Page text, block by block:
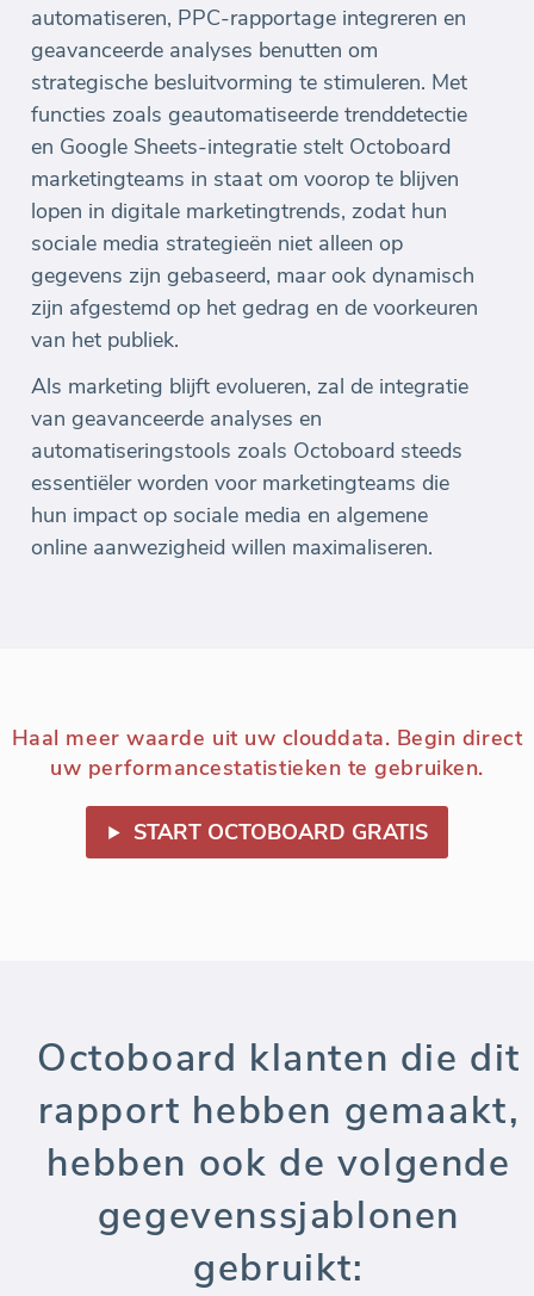
automatiseren, PPC-rapportage integreren en
geavanceerde analyses benutten om
strategische besluitvorming te stimuleren. Met
functies zoals geautomatiseerde trenddetectie
en Google Sheets-integratie stelt Octoboard
marketingteams in staat om voorop te blijven
lopen in digitale marketingtrends, zodat hun
sociale media strategieën niet alleen op
gegevens zijn gebaseerd, maar ook dynamisch
zijn afgestemd op het gedrag en de voorkeuren
van het publiek.
Als marketing blijft evolueren, zal de integratie
van geavanceerde analyses en
automatiseringstools zoals Octoboard steeds
essentiëler worden voor marketingteams die
hun impact op sociale media en algemene
online aanwezigheid willen maximaliseren.
Haal meer waarde uit uw clouddata. Begin direct
uw performancestatistieken te gebruiken.
START OCTOBOARD GRATIS
Octoboard klanten die dit
rapport hebben gemaakt,
hebben ook de volgende
gegevenssjablonen
gebruikt: